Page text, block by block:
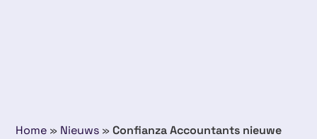
Home » Nieuws »Confianza Accountants nieuwe